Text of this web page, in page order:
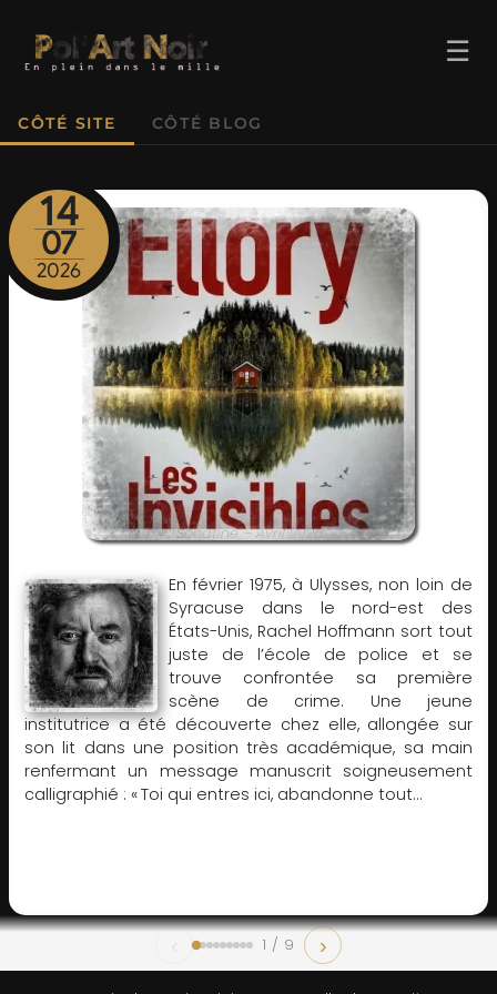
☰
ACCUEIL
TROMBINO
RECHERCHE
LIENS & FESTIVALS
UN POLAR AU HASARD
CÔTÉ SITE CÔTÉ BLOG
14
07
2026
Sonatine – Avril 2026
En février 1975, à Ulysses, non loin de
Syracuse dans le nord-est des
États-Unis, Rachel Hoffmann sort tout
juste de l’école de police et se
trouve confrontée sa première
scène de crime. Une jeune
institutrice a été découverte chez elle, allongée sur
son lit dans une position très académique, sa main
renfermant un message manuscrit soigneusement
calligraphié : « Toi qui entres ici, abandonne tout...
‹ 1 / 9 ›